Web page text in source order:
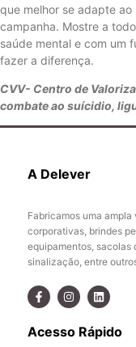
que melhor se adapte
campanha. Mostre a
saúde mental e com um
fazer a diferença.
CVV- Centro de
combate ao suícidio,
A Delever
Fabricamos uma
corporativas, brindes
equipamentos, sacolas
sinalização, entre
Acesso Rápido